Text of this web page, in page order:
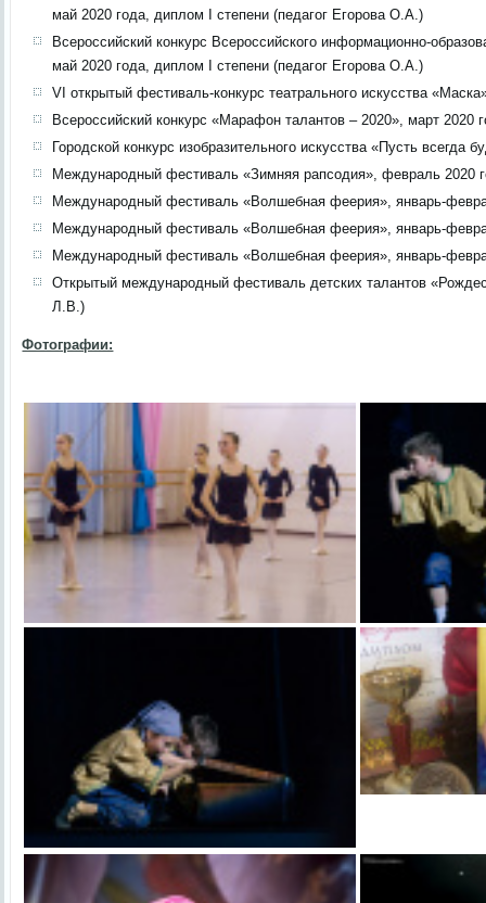
май 2020 года, диплом I степени (педагог Егорова О.А.)
Всероссийский конкурс Всероссийского информационно-
май 2020 года, диплом I степени (педагог Егорова О.А.)
VI открытый фестиваль-конкурс театрального искусства
Всероссийский конкурс «Марафон талантов – 2020», март 2020
Городской конкурс изобразительного искусства «Пусть
Международный фестиваль «Зимняя рапсодия», февраль 2020
Международный фестиваль «Волшебная феерия», январь-
Международный фестиваль «Волшебная феерия», январь-
Международный фестиваль «Волшебная феерия», январь-
Открытый международный фестиваль детских талантов
Л.В.)
Фотографии: